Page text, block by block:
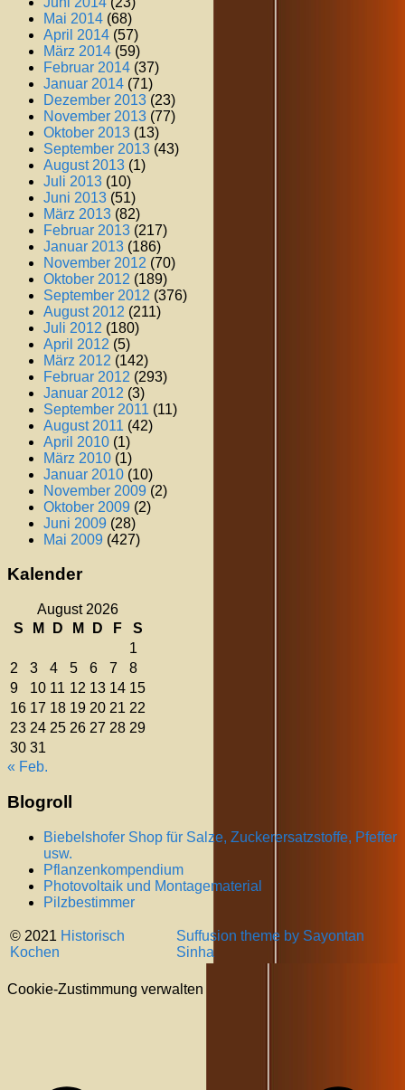
Mai 2014 (68)
April 2014 (57)
März 2014 (59)
Februar 2014 (37)
Januar 2014 (71)
Dezember 2013 (23)
November 2013 (77)
Oktober 2013 (13)
September 2013 (43)
August 2013 (1)
Juli 2013 (10)
Juni 2013 (51)
März 2013 (82)
Februar 2013 (217)
Januar 2013 (186)
November 2012 (70)
Oktober 2012 (189)
September 2012 (376)
August 2012 (211)
Juli 2012 (180)
April 2012 (5)
März 2012 (142)
Februar 2012 (293)
Januar 2012 (3)
September 2011 (11)
August 2011 (42)
April 2010 (1)
März 2010 (1)
Januar 2010 (10)
November 2009 (2)
Oktober 2009 (2)
Juni 2009 (28)
Mai 2009 (427)
Kalender
August 2026
S
M D M D F
S
1
2
3 4 5 6 7
8
9
10 11 12 13 14 15
16 17 18 19 20 21 22
23 24 25 26 27 28 29
30 31
« Feb.
Blogroll
Biebelshofer Shop für Salze, Zuckerersatzstoffe, Pfeffer
usw.
Pflanzenkompendium
Photovoltaik und Montagematerial
Pilzbestimmer
© 2021 Historisch
Kochen
Suffusion theme by Sayontan
Sinha
Cookie-Zustimmung verwalten